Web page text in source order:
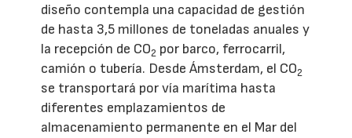
diseño contempla una capacidad de gestión
de hasta 3,5 millones de toneladas anuales y
la recepción de CO2 por barco, ferrocarril,
camión o tubería. Desde Ámsterdam, el CO2
se transportará por vía marítima hasta
diferentes emplazamientos de
almacenamiento permanente en el Mar del